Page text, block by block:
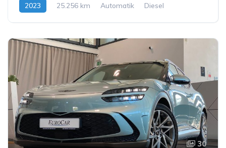
2023 25.256 km Automatik Diesel
30